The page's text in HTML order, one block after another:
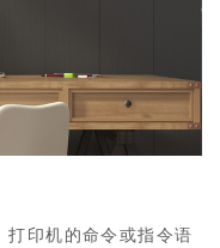
印机的命令或指令语